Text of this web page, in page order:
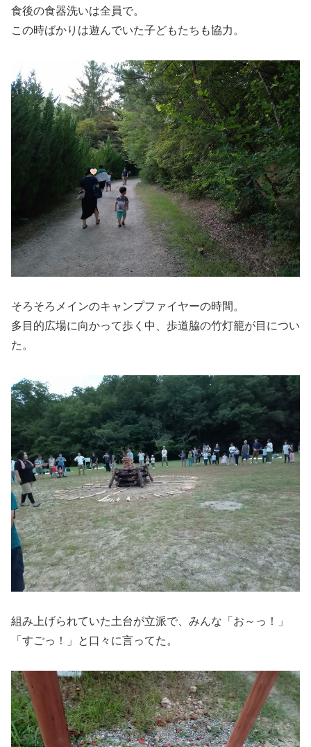
食後の食器洗いは全員で。
この時ばかりは遊んでいた子どもたちも協力。
そろそろメインのキャンプファイヤーの時間。
多目的広場に向かって歩く中、歩道脇の竹灯籠が目につい
た。
組み上げられていた土台が立派で、みんな「お～っ！」
「すごっ！」と口々に言ってた。